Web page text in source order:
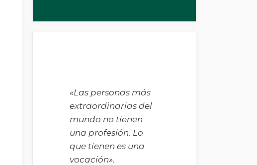
«Las personas más
extraordinarias del
mundo no tienen
una profesión. Lo
que tienen es una
vocación».